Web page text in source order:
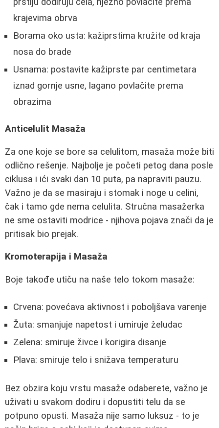
krajevima obrva
Borama oko usta: kažiprstima kružite od kraja
nosa do brade
Usnama: postavite kažiprste par centimetara
iznad gornje usne, lagano povlačite prema
obrazima
Anticelulit Masaža
Za one koje se bore sa celulitom, masaža može biti
odlično rešenje. Najbolje je početi petog dana posle
ciklusa i ići svaki dan 10 puta, pa napraviti pauzu.
Važno je da se masiraju i stomak i noge u celini,
čak i tamo gde nema celulita. Stručna masažerka
ne sme ostaviti modrice - njihova pojava znači da je
pritisak bio prejak.
Kromoterapija i Masaža
Boje takođe utiču na naše telo tokom masaže:
Crvena: povećava aktivnost i poboljšava varenje
Žuta: smanjuje napetost i umiruje želudac
Zelena: smiruje živce i korigira disanje
Plava: smiruje telo i snižava temperaturu
Bez obzira koju vrstu masaže odaberete, važno je
uživati u svakom dodiru i dopustiti telu da se
potpuno opusti. Masaža nije samo luksuz - to je